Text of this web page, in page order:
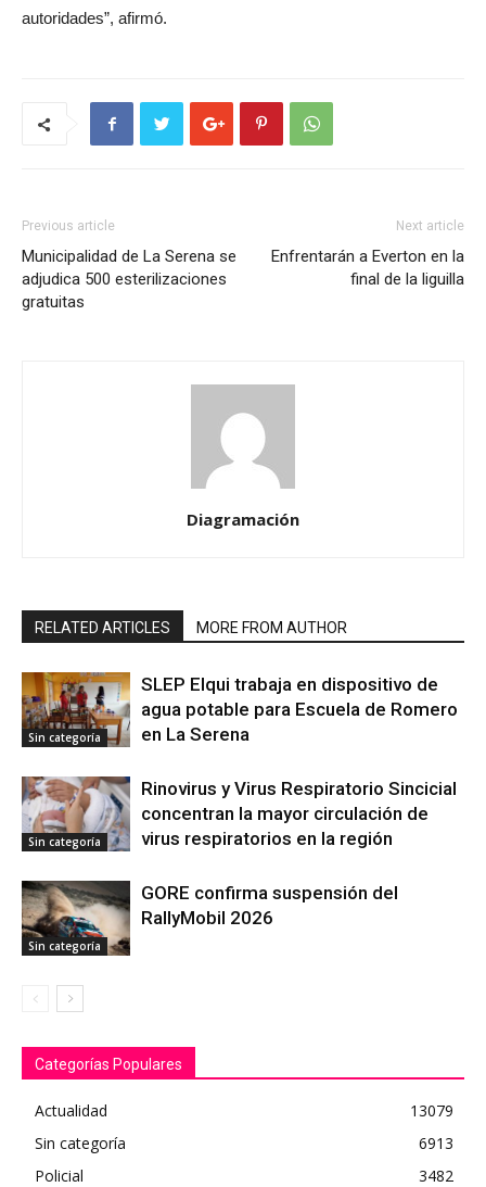
autoridades”, afirmó.
Previous article
Municipalidad de La Serena se
adjudica 500 esterilizaciones
gratuitas
Next article
Enfrentarán a Everton en la
final de la liguilla
Diagramación
RELATED ARTICLES MORE FROM AUTHOR
Sin categoría
SLEP Elqui trabaja en dispositivo de
agua potable para Escuela de Romero
en La Serena
Sin categoría
Rinovirus y Virus Respiratorio Sincicial
concentran la mayor circulación de
virus respiratorios en la región
Sin categoría
GORE confirma suspensión del
RallyMobil 2026
Categorías Populares
Actualidad
13079
Sin categoría
6913
Policial
3482